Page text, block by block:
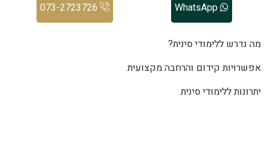
WhatsApp
מה נדרש ללימודי סינית?
אפשרויות קידום והרחבה מקצועית
יתרונות ללימודי סינית